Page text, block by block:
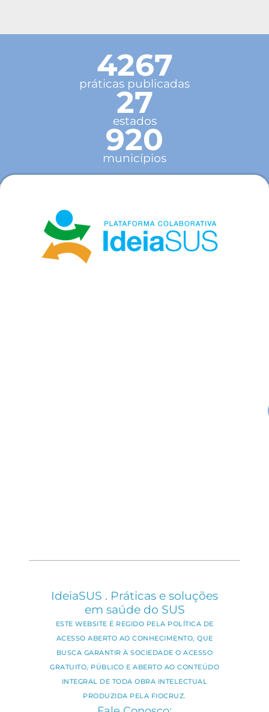
4267
práticas publicadas
27
estados
920
municípios
IdeiaSUS . Práticas e soluções
em saúde do SUS
ESTE WEBSITE É REGIDO PELA POLÍTICA DE
ACESSO ABERTO AO CONHECIMENTO, QUE
BUSCA GARANTIR À SOCIEDADE O ACESSO
GRATUITO, PÚBLICO E ABERTO AO CONTEÚDO
INTEGRAL DE TODA OBRA INTELECTUAL
PRODUZIDA PELA FIOCRUZ.